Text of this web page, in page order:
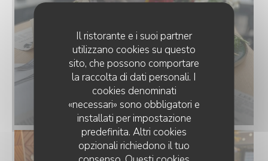
Il ristorante e i suoi partner
utilizzano cookies su questo
sito, che possono comportare
la raccolta di dati personali. I
cookies denominati
«necessari» sono obbligatori e
installati per impostazione
predefinita. Altri cookies
opzionali richiedono il tuo